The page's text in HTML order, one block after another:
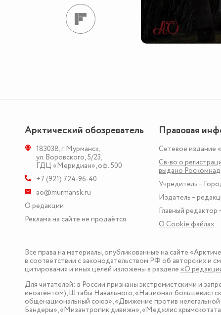
Арктический обозреватель
183038,г. Мурманск,
ул. Воровского, 5/23,
ГДЦ «Меридиан», оф. 500
+7 (921) 724-96-40
ao@murmansk.ru
О редакции
Реклама на сайте не продаётся
Правовая
Сетевое издание
Св-во о
выдано
Учредитель –
Издатель –
Главный редактор
О Сookie файлах
Все права на материалы, опубликованные на сайте
в соответствии с законодательством РФ об авторских и
цитирования и иных целей изложены в разделе «О
Для читателей: в России признаны экстремистскими и
иноагентом), Штабы Навального, «Национал-
общенациональный союз», «Движение против
Бандеры», «Мизантропик дивижн», «Меджлис